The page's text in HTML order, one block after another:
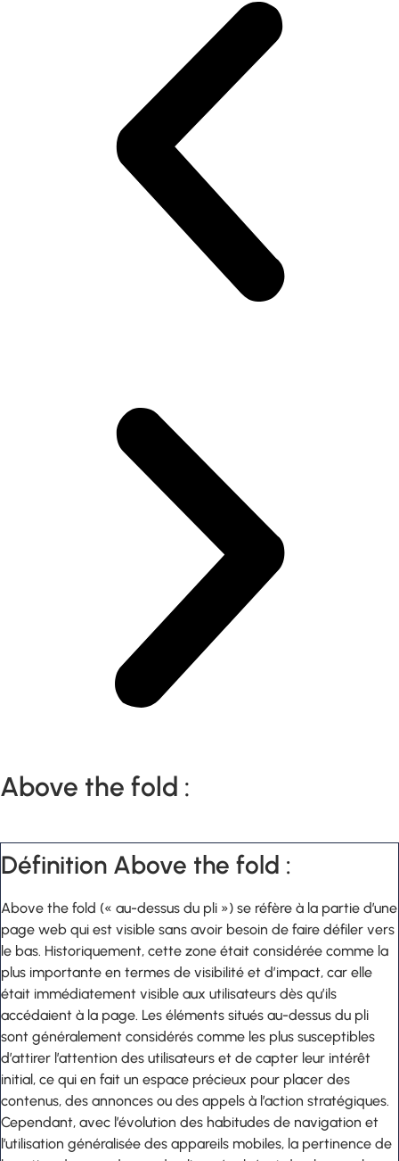
Above the fold :
Définition Above the fold :
Above the fold (« au-dessus du pli ») se réfère à la partie d’une
page web qui est visible sans avoir besoin de faire défiler vers
le bas. Historiquement, cette zone était considérée comme la
plus importante en termes de visibilité et d’impact, car elle
était immédiatement visible aux utilisateurs dès qu’ils
accédaient à la page. Les éléments situés au-dessus du pli
sont généralement considérés comme les plus susceptibles
d’attirer l’attention des utilisateurs et de capter leur intérêt
initial, ce qui en fait un espace précieux pour placer des
contenus, des annonces ou des appels à l’action stratégiques.
Cependant, avec l’évolution des habitudes de navigation et
l’utilisation généralisée des appareils mobiles, la pertinence de